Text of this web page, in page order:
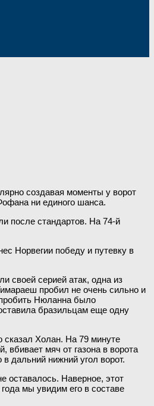
создавая моменты у ворот
ни единого шанса.
после стандартов. На 74-й
Норвегии победу и путевку в
своей серией атак, одна из
пробил не очень сильно и
пробить Нюланна было
бразильцам еще одну
сказал Холан. На 79 минуте
мяч от газона в ворота
дальний нижний угол ворот.
оставалось. Наверное, этот
мы увидим его в составе